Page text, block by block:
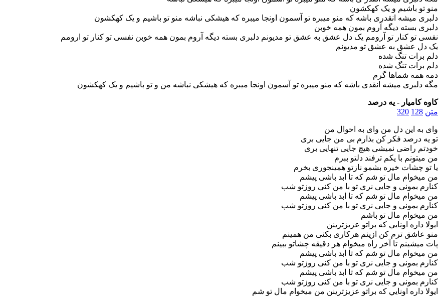
منو تو باشیم و یک کهکشون
دلبری میشه انقدری باشه که منو میبره تو آسمون اونجا میبره که هیشکی نباشه منو تو باشیم و یک کهکشون
دلبری بسته دیگه آروم بمون همه خوبن
نفسی تو کنار تو آرومم یک دل عشق به عشق تو مدیونم دلبری بسته دیگه آروم بمون همه خوبن نفسی تو کنار تو ارومم
یک دل عشق به عشق تو مدیونم
دلم برات تنگ شده
دلم برات تنگ شده
دمه همه شماها گرم
مگه دلبری میشه انقدی باشه که منو میبره تو آسمون اونجا میبره که هیشکی نباشه من و تو باشیم و یک کهکشون
کاوه کامیار - یه درصد
متن 128
320
وای به این دل من وای به احوال من
تو یه درصد فکر‌ کن بذارم بی من جایی بری
خودتم راضی نمیشی هیچ جایی تنهایی بری
من میتونم با یکم ترفند دلتو ببرم
یا تو چشات خیره بشمو نازتو همینجوری بخرم
من میخوام مال تو شم که تا ابد باشی پیشم
کنارم بمونی و جایی نری تو با من کنی روزتو شب
من میخوام مال تو شم که تا ابد باشی پیشم
کنارم بمونی و جایی نری تو با من کنی روزتو شب
من میخوام مال تو باشم
ایولا داره اونايي كه براتو عزيزترينن
منو عاشق ترم کن ازینم هرکاری بکنی‌ من همینم
پات میشینم تا آخر راه میخوام هر دقیقه چشاتو ببینم
من میخوام مال تو شم که تا ابد باشی پیشم
کنارم بمونی و جایی نری تو با من کنی روزتو شب
من میخوام مال تو شم که تا ابد باشی پیشم
کنارم بمونی و جایی نری تو با من کنی روزتو شب
ایولا داره اونايي كه براتو عزيزترينن من میخوام مال تو شم